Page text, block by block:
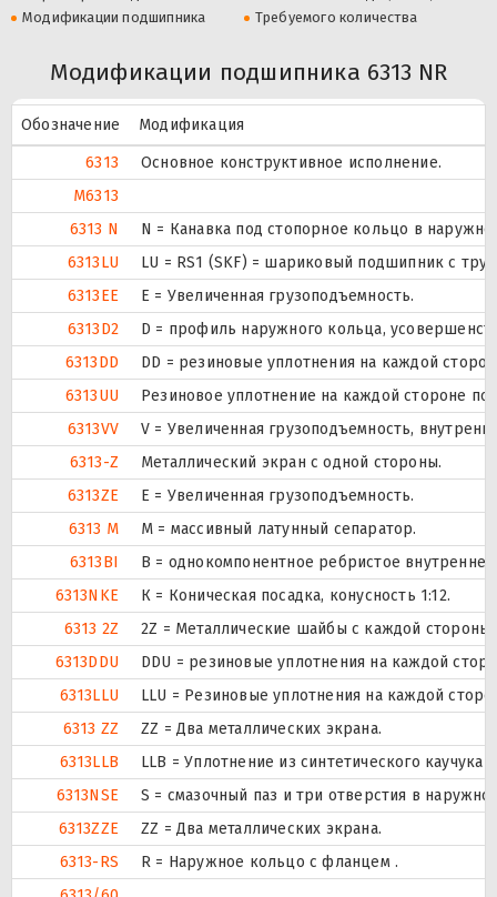
Модификации подшипника
Требуемого количества
Модификации подшипника 6313 NR
Обозначение
Модификация
6313
Основное конструктивное исполнение.
M6313
6313 N
N = Канавка под стопорное кольцо в
6313LU
LU = RS1 (SKF) = шариковый подшипник с
6313EE
Е = Увеличенная грузоподъемность.
6313D2
D = профиль наружного кольца,
6313DD
DD = резиновые уплотнения на каждой
6313UU
Резиновое уплотнение на каждой стороне
6313VV
V = Увеличенная грузоподъемность,
6313-Z
Металлический экран с одной стороны.
6313ZE
Е = Увеличенная грузоподъемность.
6313 M
M = массивный латунный сепаратор.
6313BI
B = однокомпонентное ребристое
6313NKE
К = Коническая посадка, конусность 1:12.
6313 2Z
2Z = Металлические шайбы с каждой
6313DDU
DDU = резиновые уплотнения на каждой
6313LLU
LLU = Резиновые уплотнения на каждой
6313 ZZ
ZZ = Два металлических экрана.
6313LLB
LLB = Уплотнение из синтетического каучука
6313NSE
S = смазочный паз и три отверстия в
6313ZZE
ZZ = Два металлических экрана.
6313-RS
R = Наружное кольцо с фланцем .